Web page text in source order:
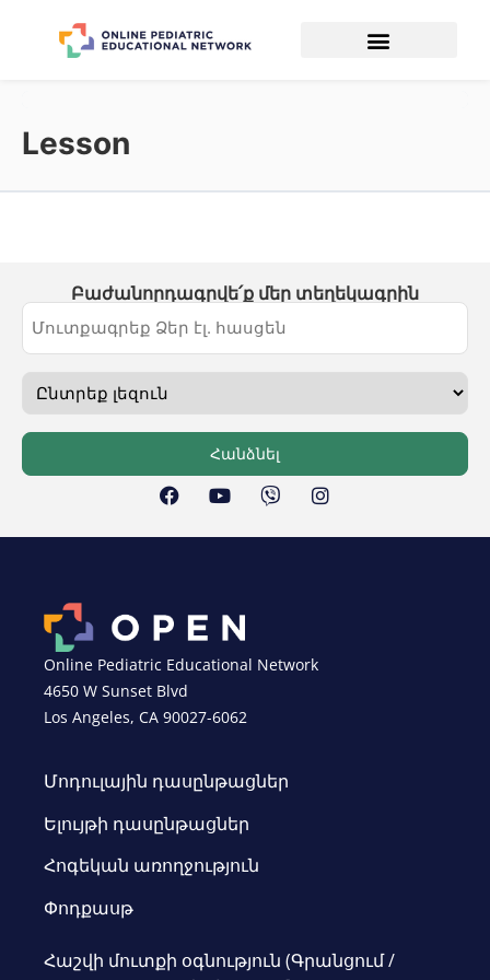
Lesson
Բաժանորդագրվե՛ք մեր տեղեկագրին
Հանձնել
Online Pediatric Educational Network
4650 W Sunset Blvd
Los Angeles, CA 90027-6062
Մոդուլային դասընթացներ
Ելույթի դասընթացներ
Հոգեկան առողջություն
Փոդքասթ
Հաշվի մուտքի օգնություն (Գրանցում /